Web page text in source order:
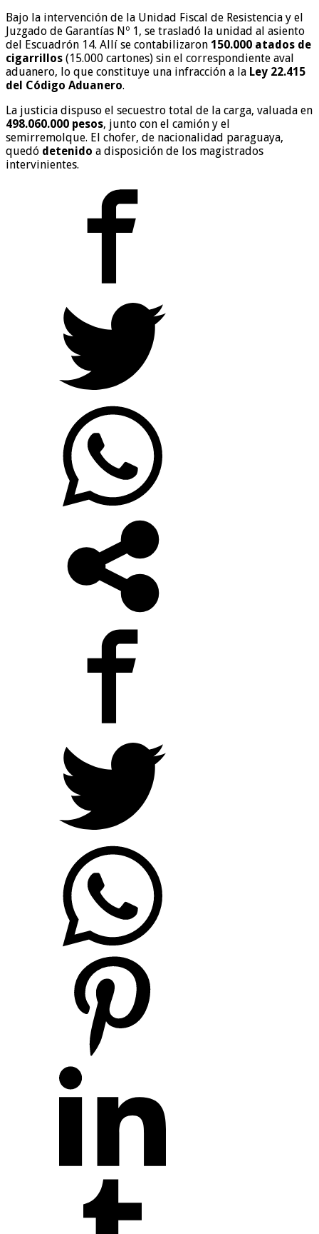
Bajo la intervención de la Unidad Fiscal de Resistencia y el
Juzgado de Garantías Nº 1, se trasladó la unidad al asiento
del Escuadrón 14. Allí se contabilizaron 150.000 atados de
cigarrillos (15.000 cartones) sin el correspondiente aval
aduanero, lo que constituye una infracción a la Ley 22.415
del Código Aduanero.
La justicia dispuso el secuestro total de la carga, valuada en
498.060.000 pesos, junto con el camión y el
semirremolque. El chofer, de nacionalidad paraguaya,
quedó detenido a disposición de los magistrados
intervinientes.